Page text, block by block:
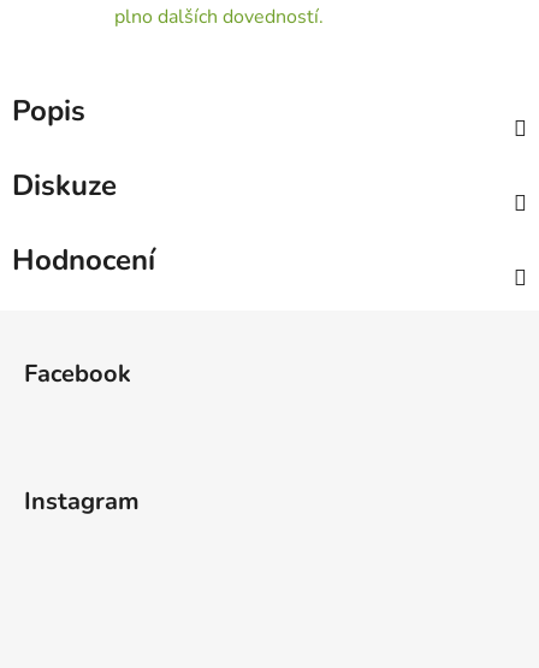
plno dalších dovedností.
Popis
Diskuze
Hodnocení
Facebook
Instagram